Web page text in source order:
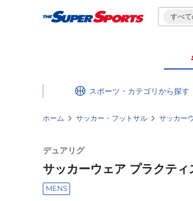
すべて
スポーツ・カテゴリ
ホーム サッカー・フットサル サッカー
デュアリグ
サッカーウェア プラクテ
MENS